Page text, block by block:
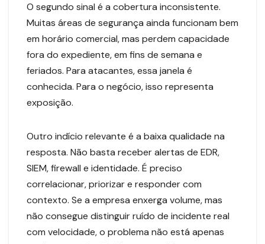
O segundo sinal é a cobertura inconsistente.
Muitas áreas de segurança ainda funcionam bem
em horário comercial, mas perdem capacidade
fora do expediente, em fins de semana e
feriados. Para atacantes, essa janela é
conhecida. Para o negócio, isso representa
exposição.
Outro indício relevante é a baixa qualidade na
resposta. Não basta receber alertas de EDR,
SIEM, firewall e identidade. É preciso
correlacionar, priorizar e responder com
contexto. Se a empresa enxerga volume, mas
não consegue distinguir ruído de incidente real
com velocidade, o problema não está apenas